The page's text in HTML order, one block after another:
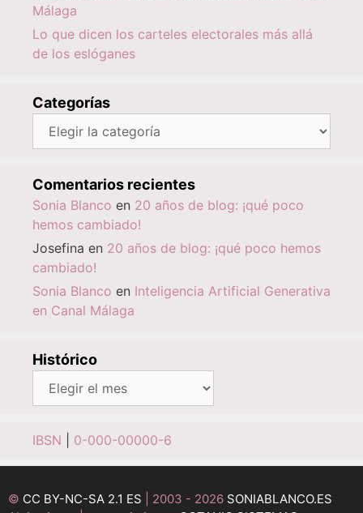
Málaga
Lo que dicen los carteles electorales más allá
de los eslóganes
Categorías
Comentarios recientes
Sonia Blanco en 20 años de blog: ¡qué poco
hemos cambiado!
Josefina en 20 años de blog: ¡qué poco hemos
cambiado!
Sonia Blanco en Inteligencia Artificial Generativa
en Canal Málaga
Histórico
IBSN 0-000-00000-6
© CC BY-NC-SA 2.1 ES | 2003 - 2026 SONIABLANCO.ES